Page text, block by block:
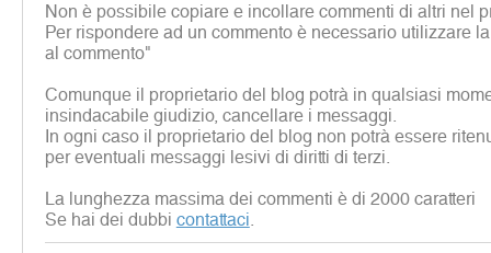
Non è possibile copiare e incollare commenti di altri nel
Per rispondere ad un commento è necessario utilizzare
al commento"
Comunque il proprietario del blog potrà in qualsiasi
insindacabile giudizio, cancellare i messaggi.
In ogni caso il proprietario del blog non potrà essere
per eventuali messaggi lesivi di diritti di terzi.
La lunghezza massima dei commenti è di 2000 caratteri
Se hai dei dubbi contattaci.